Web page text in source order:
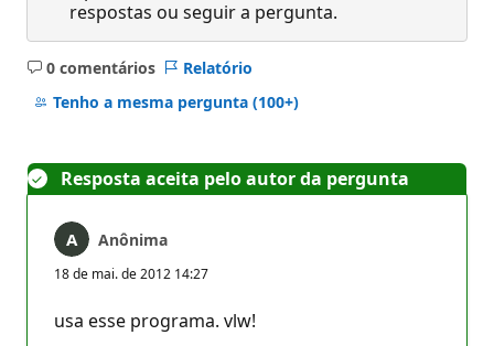
respostas ou seguir a pergunta.
0 comentários
Sem
comentários
Relatório
Tenho a mesma pergunta (100+)
Resposta aceita pelo autor da pergunta
Anônima
18 de mai. de 2012 14:27
usa esse programa. vlw!